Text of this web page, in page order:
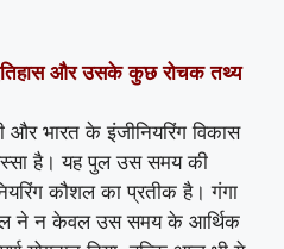
इतिहास और उसके कुछ रोचक तथ्य
और भारत के इंजीनियरिंग विकास
है। यह पुल उस समय की
कौशल का प्रतीक है। गंगा
पुल ने न केवल उस समय के आर्थिक